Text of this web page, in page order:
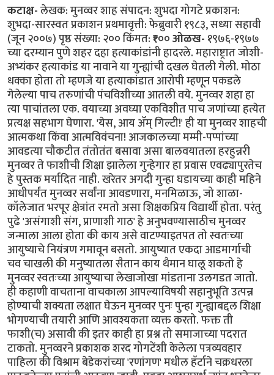
कटाक्ष-लेखक: मुनव्वर शाह संपादन: शुभदा गोगटे प्रकाशन:
शुभदा-सारस्वत प्रकाशन प्रथमावृत्ती: फेब्रुवारी १९८३, सध्या सहावी
(जून २००७) पृष्ठ संख्या: २०० किंमत: ₹१००ओळख-१९७६-१९७७
च्या दरम्यान पुणे शहर दहा हत्याकांडांनी हादरले. महाराष्ट्रात जोशी-
अभ्यंकर हत्याकांड या नावाने या गुन्ह्यांची दखल घेतली गेली. ‌मोठा
धक्का होता तो म्हणजे या हत्याकांडात आरोपी म्हणून पकडले
गेलेल्या पाच तरुणांची पंचविशीच्या आतली वये. मुनव्वर शहा हा
त्या पाचांतला एक. वयाच्या अवघ्या एकविशीत पाच जणांच्या हत्येत
प्रत्यक्ष सहभाग घेणारा. 'येस, आय ॲम् गिल्टी!' ही या मुनव्वर शाहची
आत्मकथा किंवा आत्मविवंचना! आजकालच्या मम्मी-पप्पांच्या
आवडत्या चौकटीत तंतोतंत बसावा असा बालवयातला हरहुन्नरी
मुनव्वर ते फाशीची शिक्षा झालेला गुन्हेगार हा प्रवास एवढ्यापुरतेच
हे पुस्तक मर्यादित नाही. खरेतर अगदी गुन्हा घडायच्या काही महिने
आधीपर्यंत मुनव्वर सर्वांना आवडणारा, मनमिळाऊ, जो शाळा-
कॉलेजात भरपूर क्षेत्रांत रमतो असा शिक्षकप्रिय विद्यार्थी होता. परंतु
पुढे 'असंगाशी संग, प्राणाशी गाठ' हे अनुभवण्यासाठीच मुनव्वर
जन्माला आला होता की काय असे वाटण्याइतपत तो स्वतःच्या
आयुष्याचे नियंत्रण गमावून बसतो. आयुष्यात एकदा आडमार्गाची
चव चाखली की मनुष्यातला सैतान काय थैमान घालू शकतो हे
मुनव्वर स्वतःच्या आयुष्याचा लेखाजोखा मांडताना उलगडत जातो.
ही कहाणी वाचताना वाचकाला आपल्याविषयी सहानुभूति उत्पन्न
होण्याची शक्यता लक्षात घेऊन मुनव्वर पुनः पुन्हा गुन्ह्याबद्दल शिक्षा
भोगण्याची तयारी आणि आवश्यकता व्यक्त करतो. फक्त ती
फाशी(च) असावी की इतर काही हा प्रश्न तो समाजाच्या पदरात
टाकतो‌. मुनव्वरने प्रकाशक शरद गोगटेंशी केलेला पत्रव्यवहार
पाहिला की विश्राम बेडेकरांच्या 'रणांगण' मधील हॅर्टाने चक्रधरला